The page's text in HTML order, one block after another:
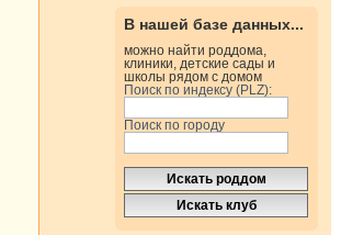
В нашей базе данных...
можно найти роддома,
клиники, детские сады и
школы рядом с домом
Поиск по индексу (PLZ):
Поиск по городу